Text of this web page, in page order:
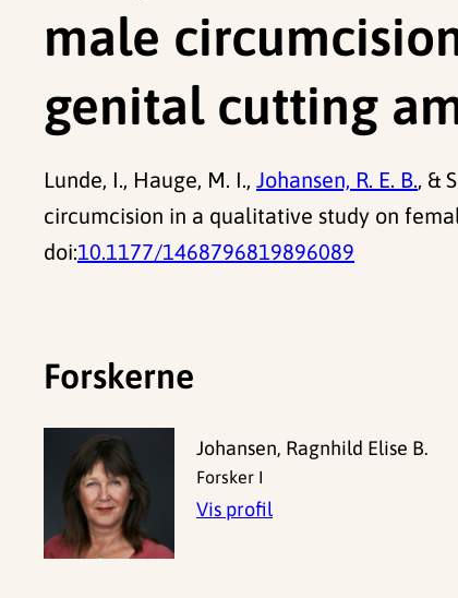
male
genital cutting
Lunde, I., Hauge, M. I., Johansen, R. E. B., &
circumcision in a qualitative study on
doi:10.1177/1468796819896089
Forskerne
Johansen, Ragnhild Elise B.
Forsker I
Vis profil